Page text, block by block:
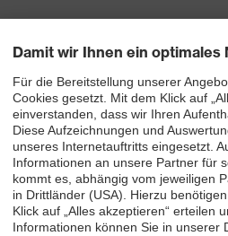
dem ein neu entwickelter
nahtfreie
mit
Kragen
einen Damenleisten hergestellt